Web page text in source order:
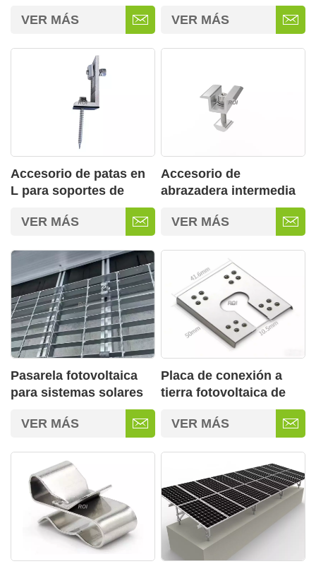
solares para techos
tipo 02
VER MÁS
techos
VER MÁS
Accesorio de patas en
L para soportes de
paneles solares para
tipos de techo
VER MÁS
Accesorio de
abrazadera intermedia
paneles solares para
VER MÁS
Pasarela fotovoltaica
para sistemas solares
VER MÁS
Placa de conexión a
tierra fotovoltaica de
acero inoxidable para
soportes solares
VER MÁS